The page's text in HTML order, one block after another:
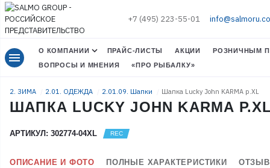
+7 (495) 223-55-01
menu О КОМПАНИИ ПРАЙС-ЛИСТЫ АКЦИИ
РОЗНИЧНЫМ
ВОПРОСЫ И МНЕНИЯ
«ПРО РЫБАЛКУ»
2. ЗИМА 2.01. ОДЕЖДА 2.01.09. Шапки Шапка Lucky John KARMA р.XL
ШАПКА LUCKY JOHN KARMA
АРТИКУЛ: 302774-04XL
ОПИСАНИЕ И ФОТО ПОЛНЫЕ ХАРАКТЕРИСТИКИ